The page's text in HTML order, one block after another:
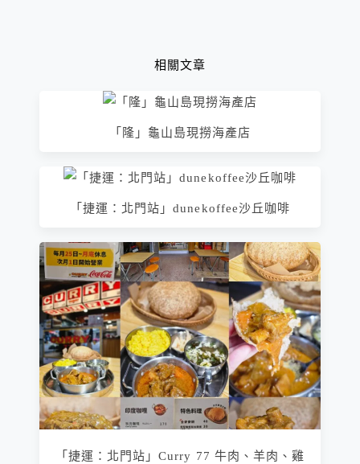
相關文章
「隆」龜山島現撈海產店
「捷運：北門站」dunekoffee沙丘咖啡
「捷運：北門站」Curry 77 牛肉、羊肉、雞